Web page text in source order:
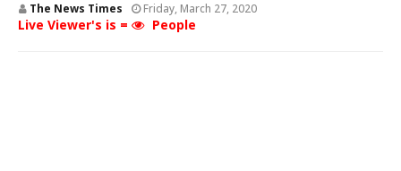
The News Times Friday, March 27, 2020
Live Viewer's is = People